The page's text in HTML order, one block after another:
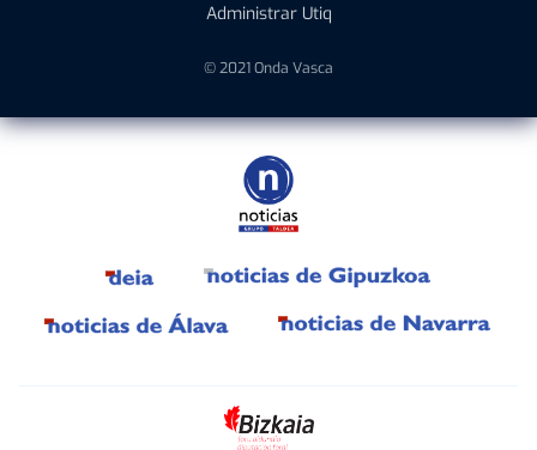
Administrar Utiq
© 2021 Onda Vasca